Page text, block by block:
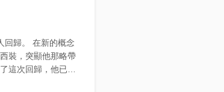
的概念
裝，突顯他那略帶
這次回歸，他已經